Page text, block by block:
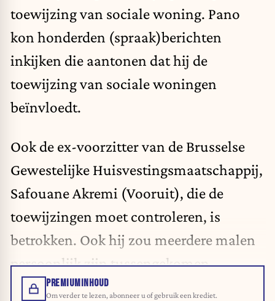
toewijzing van sociale woning. Pano
kon honderden (spraak)berichten
inkijken die aantonen dat hij de
toewijzing van sociale woningen
beïnvloedt.
Ook de ex-voorzitter van de Brusselse
Gewestelijke Huisvestingsmaatschappij,
Safouane Akremi (Vooruit), die de
toewijzingen moet controleren, is
betrokken. Ook hij zou meerdere malen
persoonlijk zijn tussengekomen.
PREMIUMINHOUD
Om verder te lezen, abonneer u of gebruik een krediet.